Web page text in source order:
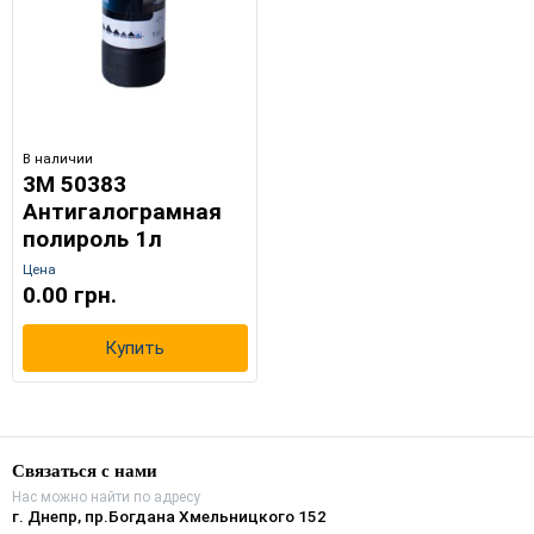
Эргономика: Легкое нанесение и простое удаление
остатков с поверхности.
комбинации с жесткими полировальными кругами.
В наличии
3M 50383
Антигалограмная
полироль 1л
Цена
0.00 грн.
Купить
Связаться с нами
Нас можно найти по адресу
г. Днепр, пр.Богдана Хмельницкого 152